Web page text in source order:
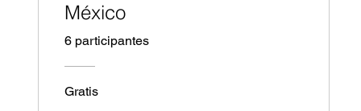
México
6 participantes
Gratis